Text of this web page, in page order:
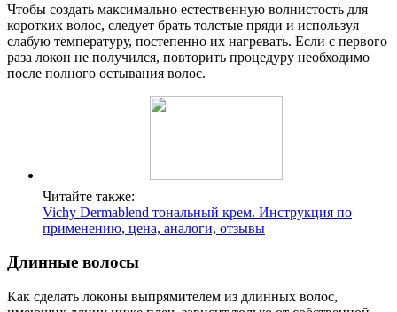
Чтобы создать максимально естественную волнистость для
коротких волос, следует брать толстые пряди и используя
слабую температуру, постепенно их нагревать. Если с первого
раза локон не получился, повторить процедуру необходимо
после полного остывания волос.
Читайте также:
Vichy Dermablend тональный крем. Инструкция по
применению, цена, аналоги, отзывы
Длинные волосы
Как сделать локоны выпрямителем из длинных волос,